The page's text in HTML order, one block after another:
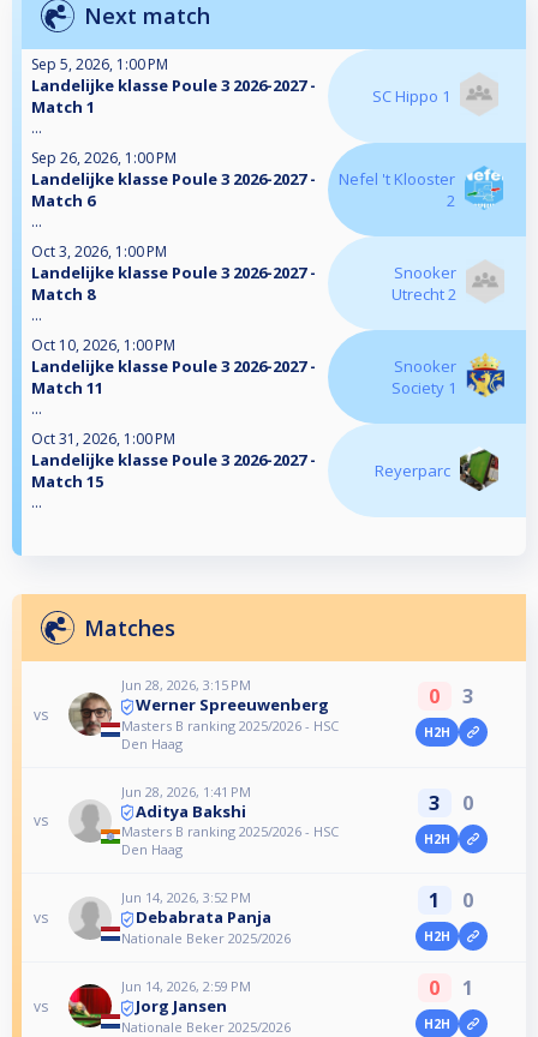
Next match
Sep 5, 2026, 1:00 PM
Landelijke klasse Poule 3 2026-2027 -
Match 1
...
SC Hippo 1
Sep 26, 2026, 1:00 PM
Landelijke klasse Poule 3 2026-2027 -
Match 6
...
Nefel 't Klooster
2
Oct 3, 2026, 1:00 PM
Landelijke klasse Poule 3 2026-2027 -
Match 8
...
Snooker
Utrecht 2
Oct 10, 2026, 1:00 PM
Landelijke klasse Poule 3 2026-2027 -
Match 11
...
Snooker
Society 1
Oct 31, 2026, 1:00 PM
Landelijke klasse Poule 3 2026-2027 -
Match 15
...
Reyerparc
Matches
vs
Jun 28, 2026, 3:15 PM
Werner Spreeuwenberg
Masters B ranking 2025/2026 - HSC
Den Haag
0 3
H2H
vs
Jun 28, 2026, 1:41 PM
Aditya Bakshi
Masters B ranking 2025/2026 - HSC
Den Haag
3 0
H2H
vs
Jun 14, 2026, 3:52 PM
Debabrata Panja
Nationale Beker 2025/2026
1 0
H2H
vs
Jun 14, 2026, 2:59 PM
Jorg Jansen
Nationale Beker 2025/2026
0 1
H2H